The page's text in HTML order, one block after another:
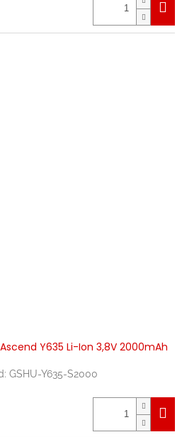
Y635 Li-Ion 3,8V 2000mAh
GSHU-Y635-S2000